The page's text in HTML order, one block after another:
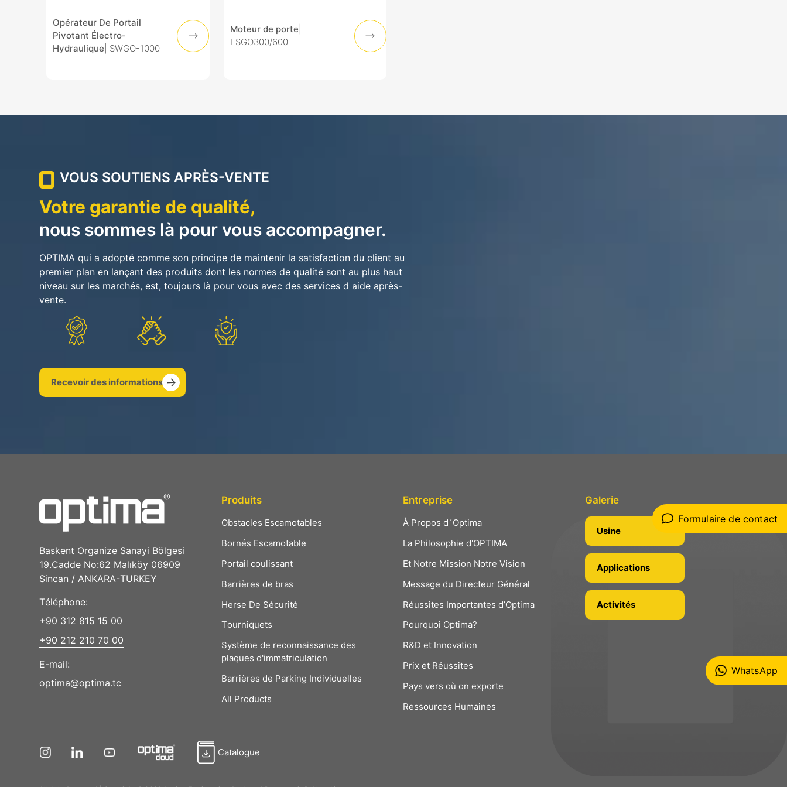
WhatsApp
Formulaire de contact
Opérateur De Portail
Pivotant Électro-
Hydraulique | SWGO-1000
Moteur de porte
ESGO300/600
VOUS SOUTIENS APRÈS-VENTE
Votre garantie de qualité,
nous sommes là pour vous accompagner.
OPTIMA qui a adopté comme son principe de maintenir la satisfaction du client au
premier plan en lançant des produits dont les normes de qualité sont au plus haut
niveau sur les marchés, est, toujours là pour vous avec des services d aide après-
vente.
Recevoir des informations
Baskent Organize Sanayi Bölgesi
19.Cadde No:62 Malıköy 06909
Sincan / ANKARA-TURKEY
Téléphone:
+90 312 815 15 00
+90 212 210 70 00
E-mail:
optima@optima.tc
Produits
Obstacles Escamotables
Bornés Escamotable
Portail coulissant
Barrières de bras
Herse De Sécurité
Tourniquets
Système de reconnaissance des
plaques d'immatriculation
Barrières de Parking Individuelles
All Products
Entreprise
À Propos d´Optima
La Philosophie d'OPTIMA
Et Notre Mission Notre Vision
Message du Directeur Général
Réussites Importantes d’Optima
Pourquoi Optima?
R&D et Innovation
Prix et Réussites
Pays vers où on exporte
Ressources Humaines
Galerie
Usine
Applications
Activités
Catalogue